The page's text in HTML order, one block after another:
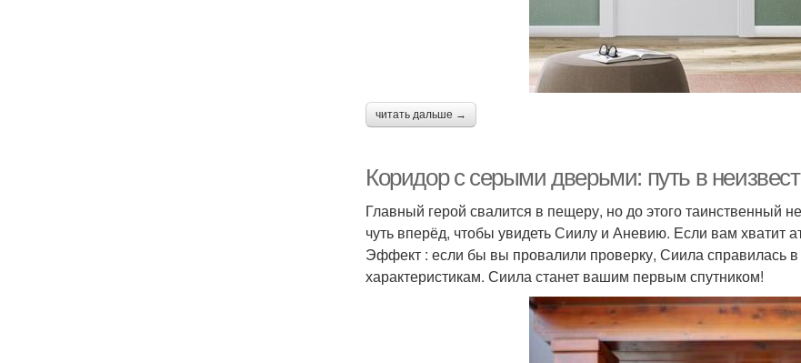
читать дальше →
Коридор с серыми дверьми: путь в
Главный герой свалится в пещеру, но до этого таинственный
чуть вперёд, чтобы увидеть Сиилу и Аневию. Если вам хватит
Эффект : если бы вы провалили проверку, Сиила справилась
характеристикам. Сиила станет вашим первым спутником!